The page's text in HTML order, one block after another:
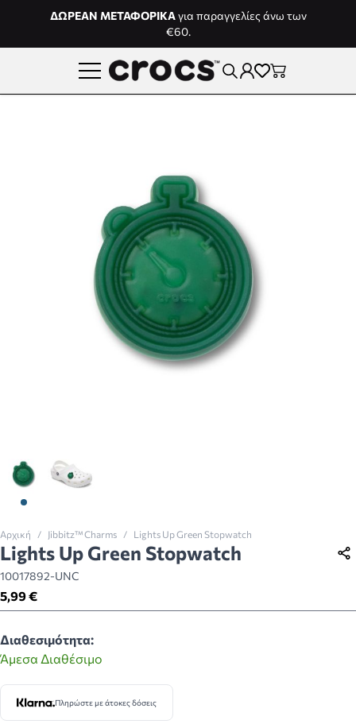
Μετάβαση στο περιεχόμενο
ΔΩΡΕΑΝ ΜΕΤΑΦΟΡΙΚΑγια παραγγελίες άνω των
€60.
View larger image
Αρχική / Jibbitz™ Charms / Lights Up Green Stopwatch
Lights Up Green Stopwatch
10017892-UNC
5,99 €
Διαθεσιμότητα:
Άμεσα Διαθέσιμο
Πληρώστε με άτοκες δόσεις